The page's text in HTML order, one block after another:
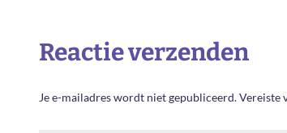
Reactie verzenden
Je e-mailadres wordt niet gepubliceerd.Vereiste